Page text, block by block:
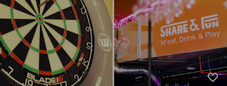
10+ miljoen leden
favorite_border